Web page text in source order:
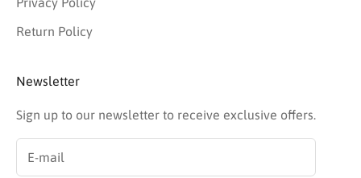
Return Policy
Newsletter
Sign up to our newsletter to receive exclusive offers.